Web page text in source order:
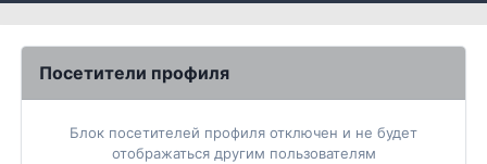
Посетители профиля
Блок посетителей профиля отключен и не будет
отображаться другим пользователям